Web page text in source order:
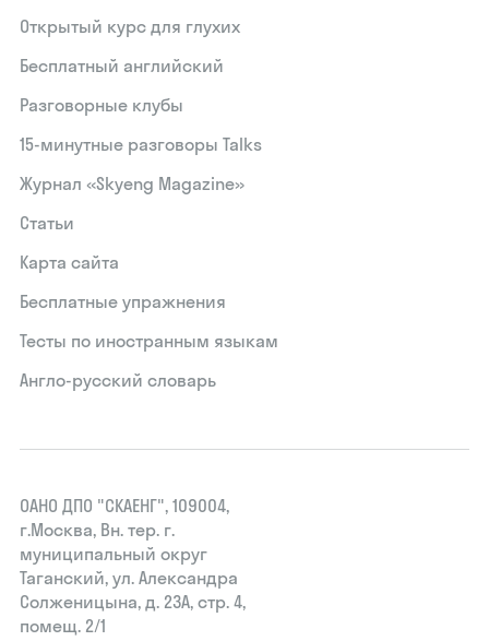
Открытый курс для глухих
Бесплатный английский
Разговорные клубы
15‑минутные разговоры Talks
Журнал «Skyeng Magazine»
Статьи
Карта сайта
Бесплатные упражнения
Тесты по иностранным языкам
Англо-русский словарь
ОАНО ДПО "СКАЕНГ", 109004,
г.Москва, Вн. тер. г.
муниципальный округ
Таганский, ул. Александра
Солженицына, д. 23А, стр. 4,
помещ. 2/1